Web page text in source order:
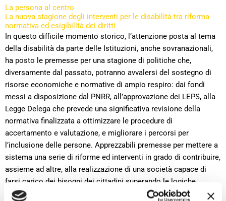
La persona al centro
La nuova stagione degli interventi per le disabilità tra riforma
normativa ed esigibilità dei diritti
In questo difficile momento storico, l’attenzione posta al tema
della disabilità da parte delle Istituzioni, anche sovranazionali,
ha posto le premesse per una stagione di politiche che,
diversamente dal passato, potranno avvalersi del sostegno di
risorse economiche e normative di ampio respiro: dai fondi
messi a disposizione dal PNRR, all’approvazione dei LEPS, alla
Legge Delega che prevede una significativa revisione della
normativa finalizzata a ottimizzare le procedure di
accertamento e valutazione, e migliorare i percorsi per
l’inclusione delle persone. Apprezzabili premesse per mettere a
sistema una serie di riforme ed interventi in grado di contribuire,
assieme ad altre, alla realizzazione di una società capace di
farsi carico dei bisogni dei cittadini superando le logiche
emergenziali e assistenziali: un’occasione che non possiamo